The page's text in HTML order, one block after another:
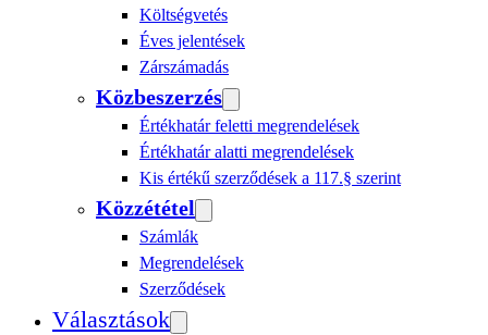
Költségvetés
Éves jelentések
Zárszámadás
Közbeszerzés
Értékhatár feletti megrendelések
Értékhatár alatti megrendelések
Kis értékű szerződések a 117.§ szerint
Közzététel
Számlák
Megrendelések
Szerződések
Választások